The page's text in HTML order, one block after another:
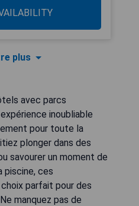
plus
avec parcs
inoubliable
pour toute la
plonger dans des
savourer un moment de
piscine, ces
parfait pour des
manquez pas de